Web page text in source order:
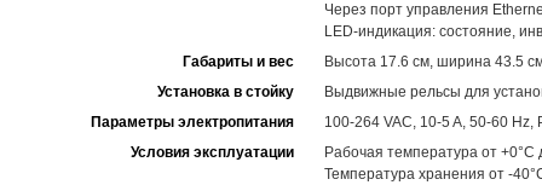
Через порт управления
LED-индикация: состояние,
Габариты и вес
Высота 17.6 см, ширина 43.5
Установка в стойку
Выдвижные рельсы для
Параметры электропитания
100-264 VAC, 10-5 A, 50-60 Hz,
Условия эксплуатации
Рабочая температура от +0°C
Температура хранения от -